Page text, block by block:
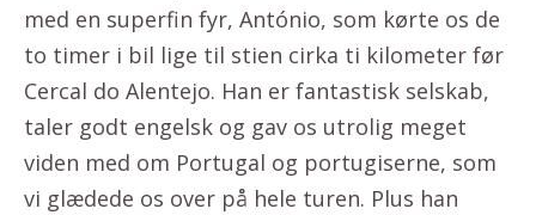
med en superfin fyr, António, som kørte os de
to timer i bil lige til stien cirka ti kilometer før
Cercal do Alentejo. Han er fantastisk selskab,
taler godt engelsk og gav os utrolig meget
viden med om Portugal og portugiserne, som
vi glædede os over på hele turen. Plus han